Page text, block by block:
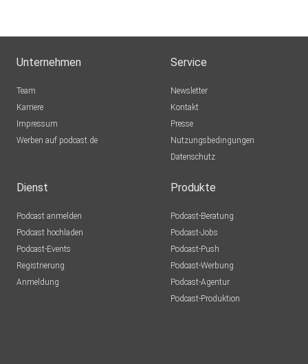
Unternehmen
Team
Karriere
Impressum
Werben auf podcast.de
Service
Newsletter
Kontakt
Presse
Nutzungsbedingungen
Datenschutz
Dienst
Podcast anmelden
Podcast hochladen
Podcast-Events
Registrierung
Anmeldung
Produkte
Podcast-Beratung
Podcast-Jobs
Podcast-Push
Podcast-Werbung
Podcast-Agentur
Podcast-Produktion